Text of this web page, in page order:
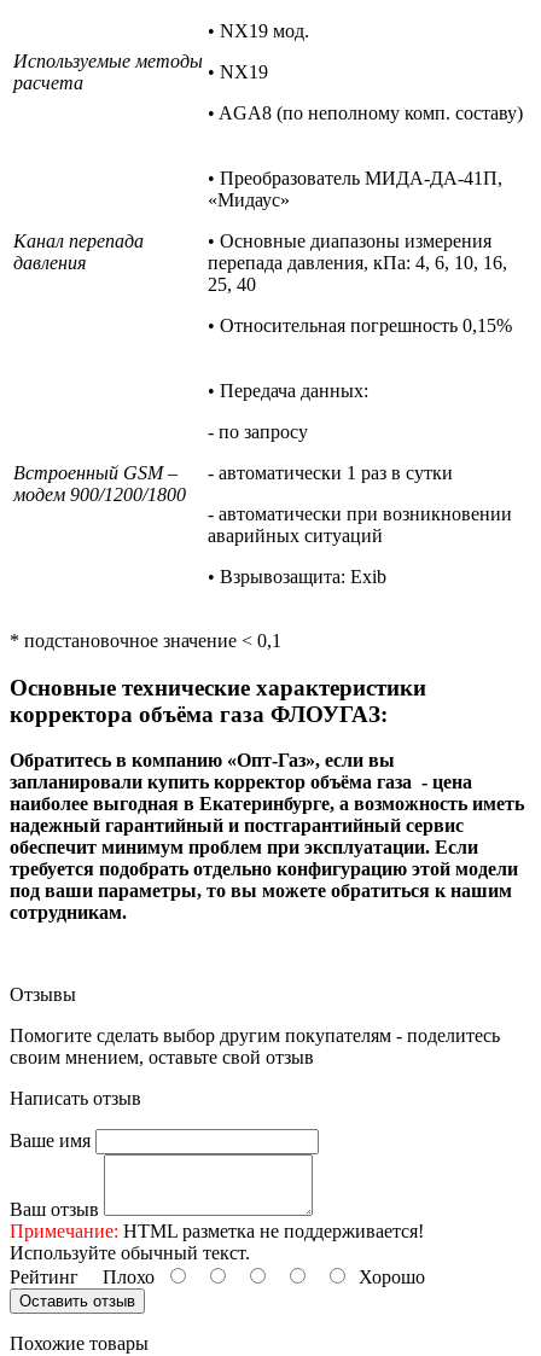
Используемые методы
расчета
• NX19 мод.
• NX19
• AGA8 (по неполному комп. составу)
Канал перепада
давления
• Преобразователь МИДА-ДА-41П,
«Мидаус»
• Основные диапазоны измерения
перепада давления, кПа: 4, 6, 10, 16,
25, 40
• Относительная погрешность 0,15%
Встроенный GSM –
модем 900/1200/1800
• Передача данных:
- по запросу
- автоматически 1 раз в сутки
- автоматически при возникновении
аварийных ситуаций
• Взрывозащита: Exib
* подстановочное значение < 0,1
Основные технические характеристики
корректора объёма газа ФЛОУГАЗ:
Обратитесь в компанию «Опт-Газ», если вы
запланировали купить корректор объёма газа - цена
наиболее выгодная в Екатеринбурге, а возможность иметь
надежный гарантийный и постгарантийный сервис
обеспечит минимум проблем при эксплуатации. Если
требуется подобрать отдельно конфигурацию этой модели
под ваши параметры, то вы можете обратиться к нашим
сотрудникам.
Отзывы
Помогите сделать выбор другим покупателям - поделитесь
своим мнением, оставьте свой отзыв
Написать отзыв
Ваше имя
Ваш отзыв
Примечание: HTML разметка не поддерживается!
Используйте обычный текст.
Рейтинг Плохо Хорошо
Оставить отзыв
Похожие товары